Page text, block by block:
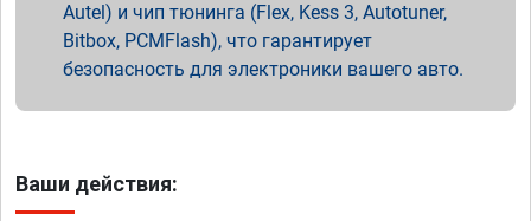
Autel) и чип тюнинга (Flex, Kess 3, Autotuner,
Bitbox, PCMFlash), что гарантирует
безопасность для электроники вашего авто.
Ваши действия: